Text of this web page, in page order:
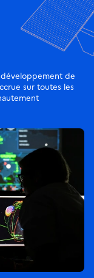
de
sur toutes les